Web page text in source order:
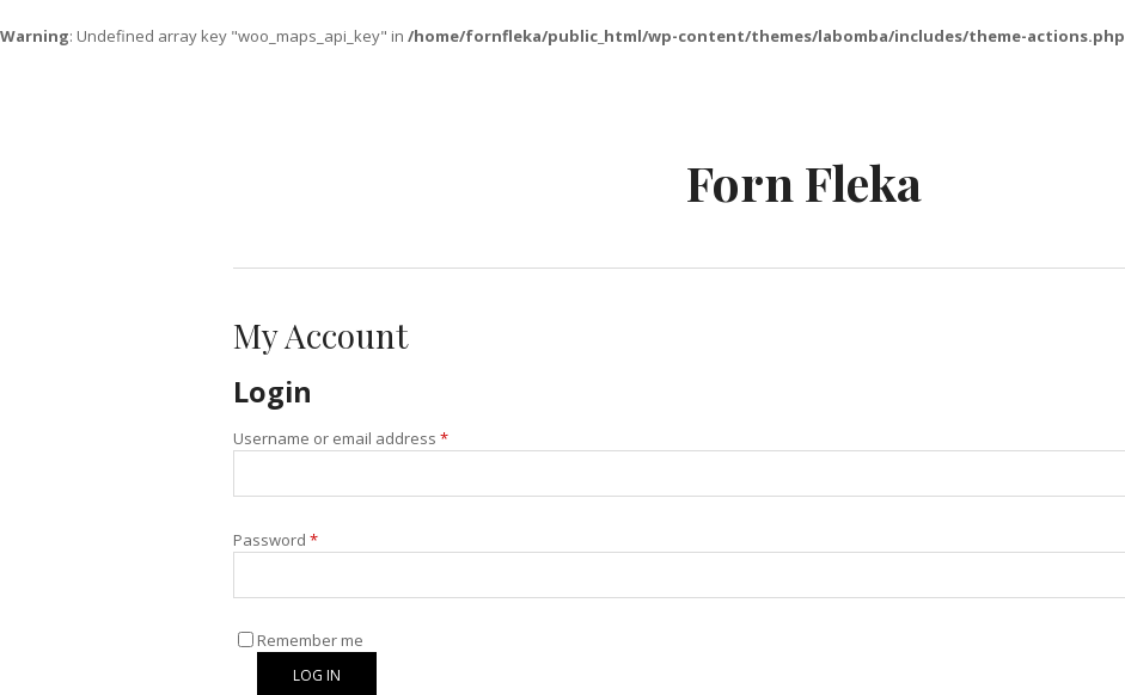
Warning: Undefined array key "woo_maps_api_key" in /home/fornfleka/public_html/wp-content/themes/labomba/includes/theme-actions.php
Forn Fleka
My Account
Login
Username or email address *
Password *
Remember me
LOG IN